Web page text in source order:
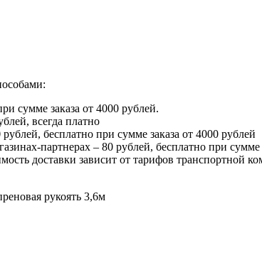
сумме заказа от 4000 рублей.
всегда платно
бесплатно при сумме заказа от 4000 рублей
партнерах – 80 рублей, бесплатно при сумме
доставки зависит от тарифов транспортной
рукоять 3,6м